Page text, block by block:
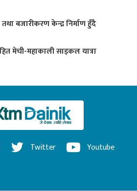
बजारीकरण केन्द्र निर्माण हुँदै
मेची-महाकाली साइकल यात्रा
Twitter Youtube